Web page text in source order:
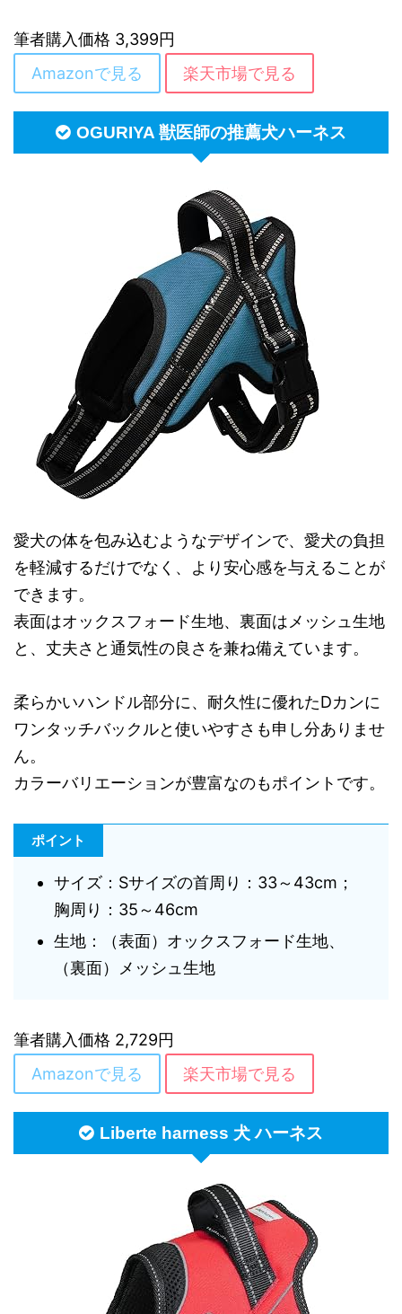
筆者購入価格 3,399円
Amazonで見る
楽天市場で見る
OGURIYA 獣医師の推薦犬ハーネス
愛犬の体を包み込むようなデザインで、愛犬の負担
を軽減するだけでなく、より安心感を与えることが
できます。
表面はオックスフォード生地、裏面はメッシュ生地
と、丈夫さと通気性の良さを兼ね備えています。
柔らかいハンドル部分に、耐久性に優れたDカンに
ワンタッチバックルと使いやすさも申し分ありませ
ん。
カラーバリエーションが豊富なのもポイントです。
ポイント
サイズ：Sサイズの首周り：33～43cm；
胸周り：35～46cm
生地：（表面）オックスフォード生地、
（裏面）メッシュ生地
筆者購入価格 2,729円
Amazonで見る
楽天市場で見る
Liberte harness 犬 ハーネス